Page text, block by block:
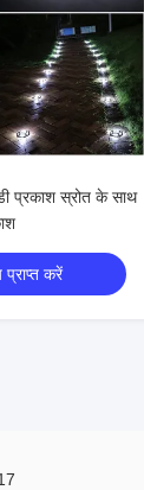
प्रकाश स्रोत के साथ
प्राप्त करें